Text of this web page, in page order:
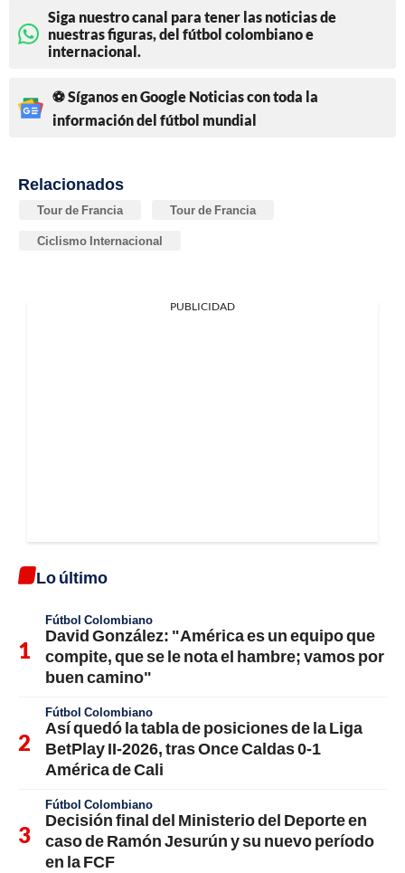
Siga nuestro canal para tener las noticias de
nuestras figuras, del fútbol colombiano e
internacional.
⚽ Síganos en Google Noticias con toda la
información del fútbol mundial
Relacionados
Tour de Francia Tour de Francia
Ciclismo Internacional
PUBLICIDAD
Lo último
Fútbol Colombiano
David González: "América es un equipo que
compite, que se le nota el hambre; vamos por
buen camino"
Fútbol Colombiano
Así quedó la tabla de posiciones de la Liga
BetPlay II-2026, tras Once Caldas 0-1
América de Cali
Fútbol Colombiano
Decisión final del Ministerio del Deporte en
caso de Ramón Jesurún y su nuevo período
en la FCF